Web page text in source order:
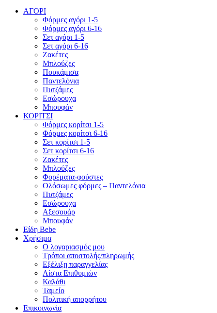
ΑΓΟΡΙ
Φόρμες αγόρι 1-5
Φόρμες αγόρι 6-16
Σετ αγόρι 1-5
Σετ αγόρι 6-16
Ζακέτες
Μπλούζες
Πουκάμισα
Παντελόνια
Πυτζάμες
Εσώρουχα
Μπουφάν
ΚΟΡΙΤΣΙ
Φόρμες κορίτσι 1-5
Φόρμες κορίτσι 6-16
Σετ κορίτσι 1-5
Σετ κορίτσι 6-16
Ζακέτες
Μπλούζες
Φορέματα-φούστες
Ολόσωμες φόρμες – Παντελόνια
Πυτζάμες
Εσώρουχα
Αξεσουάρ
Μπουφάν
Είδη Bebe
Χρήσιμα
Ο λογαριασμός μου
Τρόποι αποστολής/πληρωμής
Εξέλιξη παραγγελίας
Λίστα Επιθυμιών
Καλάθι
Ταμείο
Πολιτική απορρήτου
Επικοινωνία